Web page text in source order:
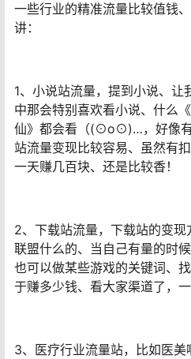
一些行业的精准流量比较值钱
讲：
1、小说站流量，提到小说、让
中那会特别喜欢看小说、什么
仙》都会看（(⊙o⊙)…，好像
站流量变现比较容易、虽然有
一天赚几百块、还是比较香！
2、下载站流量，下载站的变
联盟什么的、当自己有量的时
也可以做某些游戏的关键词、
于赚多少钱、看大家渠道了，一
3、医疗行业流量站，比如医